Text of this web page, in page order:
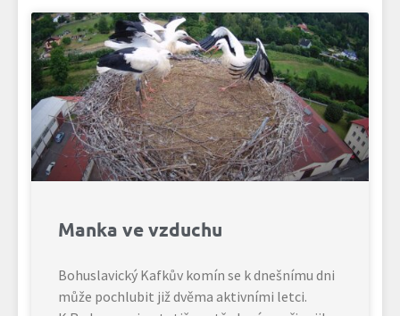
Manka ve vzduchu
Bohuslavický Kafkův komín se k dnešnímu dni
může pochlubit již dvěma aktivními letci.